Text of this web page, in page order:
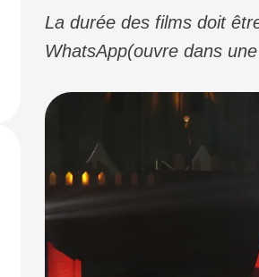
La durée des films doit
WhatsApp(ouvre dans